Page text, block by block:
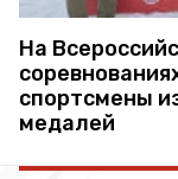
На
спортсмены
медалей